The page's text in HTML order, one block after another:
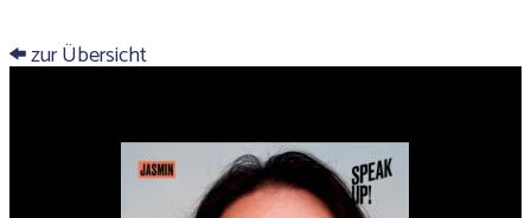
zur Übersicht